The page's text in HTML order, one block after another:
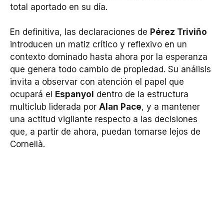
total aportado en su día.
En definitiva, las declaraciones de Pérez Triviño
introducen un matiz crítico y reflexivo en un
contexto dominado hasta ahora por la esperanza
que genera todo cambio de propiedad. Su análisis
invita a observar con atención el papel que
ocupará el
Espanyol dentro de la estructura
multiclub liderada por Alan Pace, y a mantener
una actitud vigilante respecto a las decisiones
que, a partir de ahora, puedan tomarse lejos de
Cornellà.